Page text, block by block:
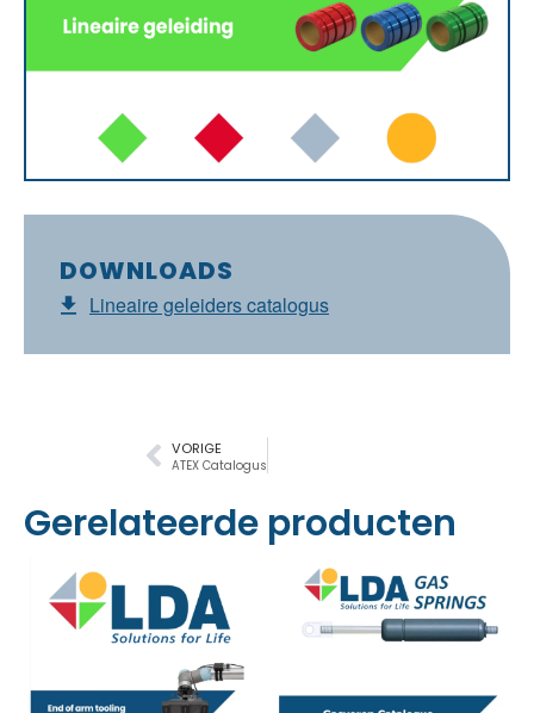
DOWNLOADS
Lineaire geleiders catalogus
VORIGE
ATEX Catalogus
Gerelateerde producten